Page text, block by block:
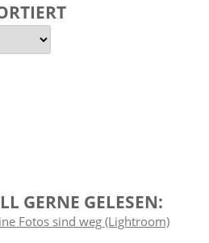
GERNE GELESEN:
Fotos sind weg (Lightroom)